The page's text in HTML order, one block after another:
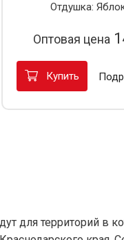
Отдушка:
Оптовая цена
Купить
для территорий в